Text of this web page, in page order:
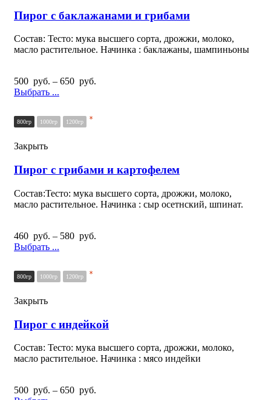
Пирог с баклажанами и грибами
Состав: Тесто: мука высшего сорта, дрожжи, молоко,
масло растительное. Начинка : баклажаны, шампиньоны
500 руб. – 650 руб.
Выбрать ...
800гр 1000гр 1200гр *
Закрыть
Пирог с грибами и картофелем
Состав:Тесто: мука высшего сорта, дрожжи, молоко,
масло растительное. Начинка : сыр осетнский, шпинат.
460 руб. – 580 руб.
Выбрать ...
800гр 1000гр 1200гр *
Закрыть
Пирог с индейкой
Состав: Тесто: мука высшего сорта, дрожжи, молоко,
масло растительное. Начинка : мясо индейки
500 руб. – 650 руб.